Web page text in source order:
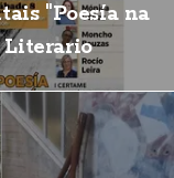
"Poesía na
Literario